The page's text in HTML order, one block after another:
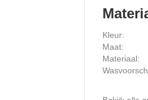
Kleur:
Maat:
Materiaal: